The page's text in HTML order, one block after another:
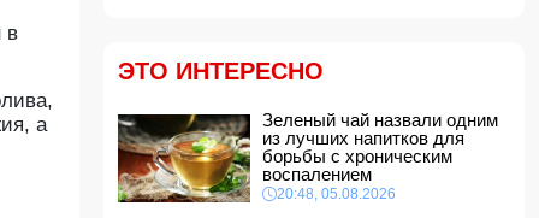
в
а
14:40, 05.08.2026
ударов молний
14:34, 05.08.2026
Судья Верховного суда Азербайджана
вышел на пенсию
14:28, 05.08.2026
ЭТО ИНТЕРЕСНО
Зеленый чай назвали одним
из лучших напитков для
борьбы с хроническим
воспалением
20:48, 05.08.2026